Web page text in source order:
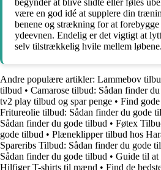
begynder at blive slidte eller føles
være en god idé at supplere din
benene og strækning for at
ydeevnen. Endelig er det vigtigt at
selv tilstrækkelig hvile mellem løbene.
Andre populære artikler: Lammebov
tilbud • Camarose tilbud: Sådan finder
tv2 play tilbud og spar penge • Find
Fritureolie tilbud: Sådan finder du gode
Sådan finder du gode tilbud • Føtex
gode tilbud • Plæneklipper tilbud hos
Spareribs Tilbud: Sådan finder du gode
Sådan finder du gode tilbud • Guide til at
Hilfiger T-shirts til mænd • Find de